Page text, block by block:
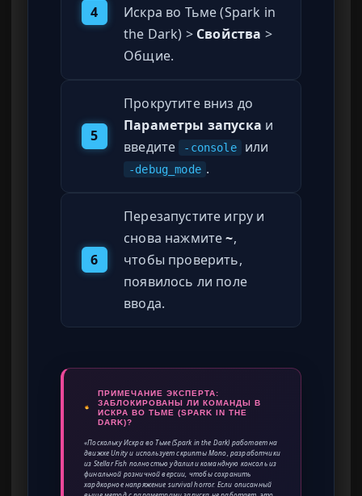
4
Искра во Тьме (Spark in
the Dark) > Свойства >
Общие.
5
Прокрутите вниз до
Параметры запуска и
введите
-console или
-debug_mode .
6
Перезапустите игру и
снова нажмите~,
чтобы проверить,
появилось ли поле
ввода.
ПРИМЕЧАНИЕ ЭКСПЕРТА:
ЗАБЛОКИРОВАНЫ ЛИ КОМАНДЫ В
ИСКРА ВО ТЬМЕ (SPARK IN THE
DARK)?
«Поскольку Искра во Тьме (Spark in the Dark) работает на
движке Unity и использует скрипты Mono, разработчики
из Stellar Fish полностью удалили командную консоль из
финальной розничной версии, чтобы сохранить
хардкорное напряжение survival horror. Если описанный